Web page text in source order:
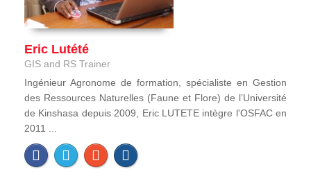
Eric Lutété
GIS and RS Trainer
Ingénieur Agronome de formation, spécialiste en Gestion
des Ressources Naturelles (Faune et Flore) de l’Université
de Kinshasa depuis 2009, Eric LUTETE intègre l'OSFAC en
2011 ...